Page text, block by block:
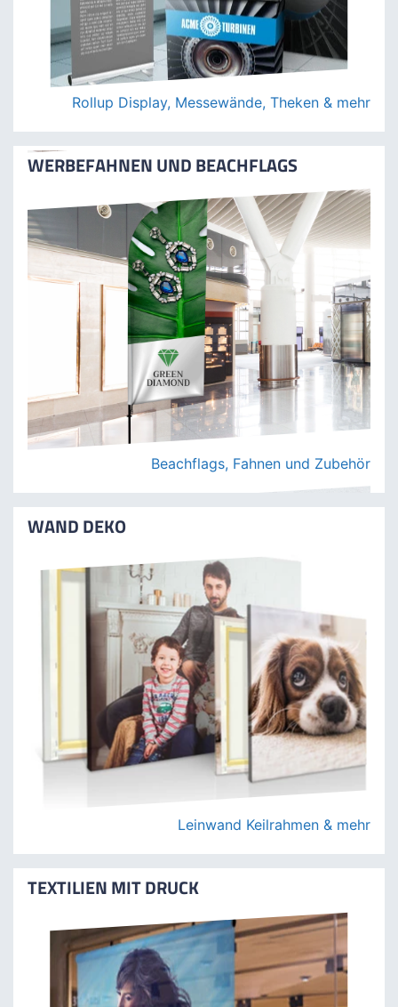
Rollup Display, Messewände, Theken & mehr
WERBEFAHNEN UND BEACHFLAGS
Beachflags, Fahnen und Zubehör
WAND DEKO
Leinwand Keilrahmen & mehr